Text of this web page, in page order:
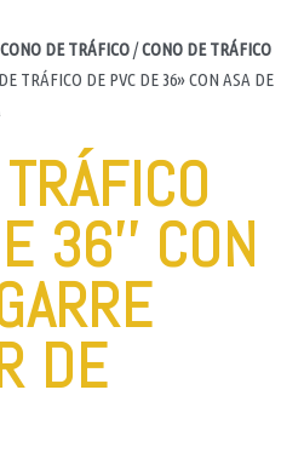
CONO DE TRÁFICO/CONO DE TRÁFICO
TRÁFICO DE PVC DE 36» CON ASA DE
36'' CON
DE